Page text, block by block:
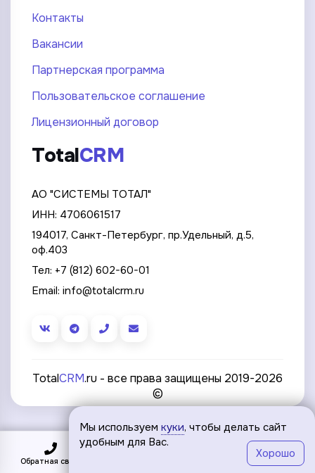
Обратная связь Меню
Контакты
Вакансии
Партнерская программа
Пользовательское соглашение
Лицензионный договор
TotalCRM
АО "СИСТЕМЫ ТОТАЛ"
ИНН: 4706061517
194017, Санкт-Петербург, пр.Удельный, д.5,
оф.403
Тел: +7 (812) 602-60-01
Email: info@totalcrm.ru
TotalCRM.ru - все права защищены 2019-2026
©
Мы используем куки, чтобы делать сайт
удобным для Вас.
Хорошо